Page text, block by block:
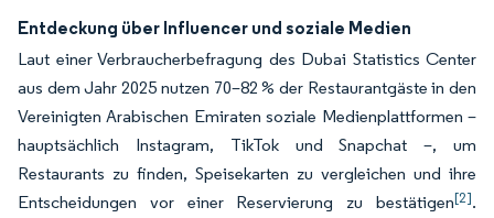
Entdeckung über Influencer und soziale Medien
Laut einer Verbraucherbefragung des Dubai Statistics Center
aus dem Jahr 2025 nutzen 70–82 % der Restaurantgäste in den
Vereinigten Arabischen Emiraten soziale Medienplattformen –
hauptsächlich Instagram, TikTok und Snapchat –, um
Restaurants zu finden, Speisekarten zu vergleichen und ihre
Entscheidungen vor einer Reservierung zu bestätigen[2].